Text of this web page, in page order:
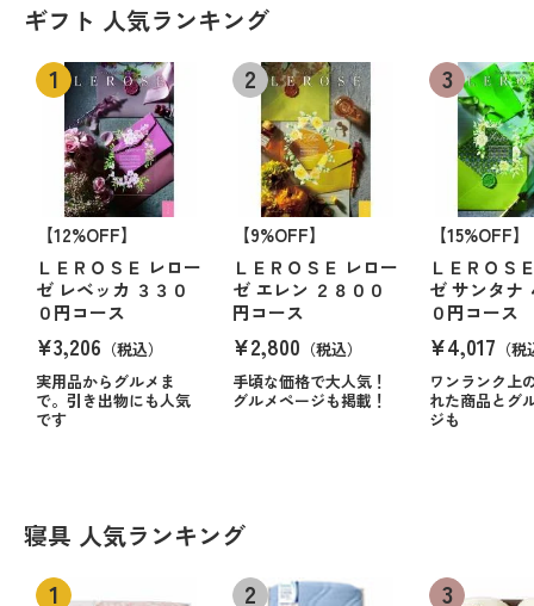
ギフト 人気ランキング
【12%OFF】
ＬＥＲＯＳＥ レロー
ゼ レベッカ ３３０
０円コース
¥3,206 （税込）
実用品からグルメま
で。引き出物にも人気
です
【9%OFF】
ＬＥＲＯＳＥ レロー
ゼ エレン ２８００
円コース
¥2,800 （税込）
手頃な価格で大人気！
グルメページも掲載！
【15%OFF】
ＬＥＲＯＳ
ゼ サンタナ
０円コース
¥4,017 （
ワンランク上
れた商品とグ
ジも
寝具 人気ランキング